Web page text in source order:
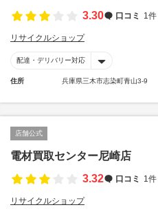
3.30
口コミ 1件
リサイクルショップ
配達・デリバリー対応
住所 兵庫県三木市志染町青山3-9
店舗公式
電材買取センター尼崎店
3.32
口コミ 1件
リサイクルショップ